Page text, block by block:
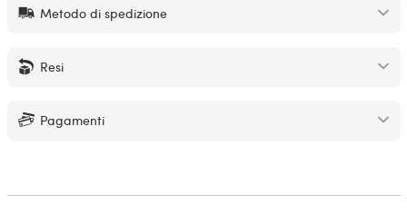
Metodo di spedizione
Resi
Pagamenti